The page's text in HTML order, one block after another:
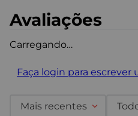
Avaliações
Carregando…
Faça login para escrever
Mais recentes